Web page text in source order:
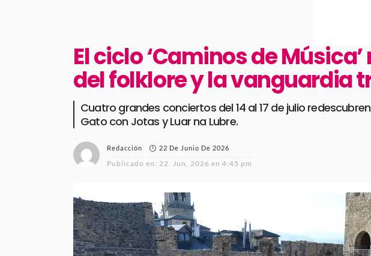
El ciclo ‘Caminos de
del folklore y la vanguardia
Cuatro grandes conciertos del 14 al 17 de julio
Gato con Jotas y Luar na Lubre.
Redacción 22 De Junio De 2026
Publicado en: 22. Jun, 2026 en 4:45 pm